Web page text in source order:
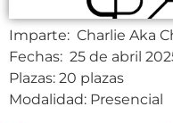
Imparte: Charlie Aka
Fechas: 25 de abril
Plazas: 20 plazas
Modalidad: Presencial